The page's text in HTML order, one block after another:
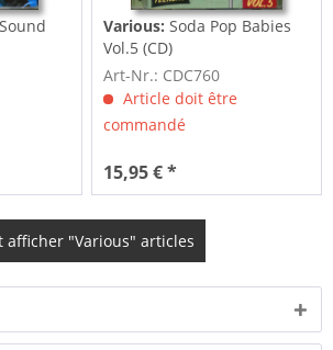
Various:Soda Pop Babies
Vol.5 (CD)
Art-Nr.: CDC760
Article doit être
commandé
15,95 € *
afficher "Various" articles